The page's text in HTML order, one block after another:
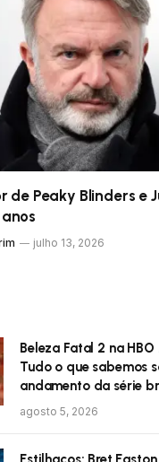
de Peaky Blinders e
julho 13, 2026
Beleza Fatal 2 na
Tudo o que sabemos
andamento da série
agosto 5, 2026